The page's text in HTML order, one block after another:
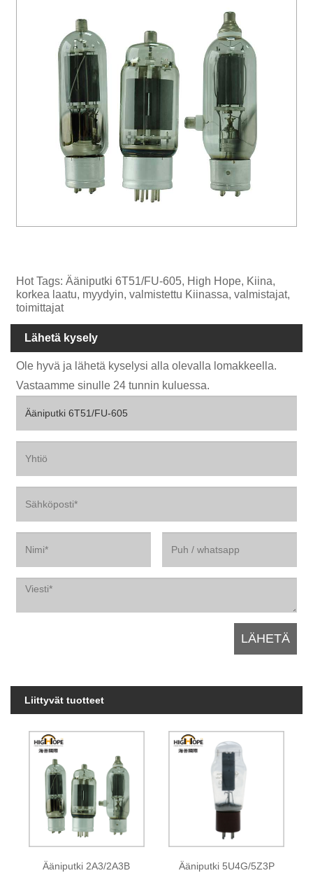
Hot Tags: Ääniputki 6T51/FU-605, High Hope, Kiina,
korkea laatu, myydyin, valmistettu Kiinassa, valmistajat,
toimittajat
Lähetä kysely
Ole hyvä ja lähetä kyselysi alla olevalla lomakkeella.
Vastaamme sinulle 24 tunnin kuluessa.
Liittyvät tuotteet
Ääniputki 2A3/2A3B Ääniputki 5U4G/5Z3P